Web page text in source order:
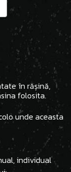
în rășină,
folosita.
unde aceasta
individual